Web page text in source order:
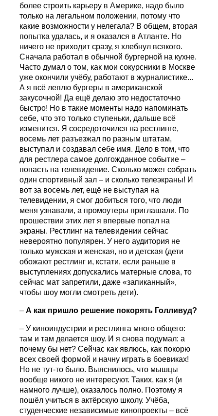
более строить карьеру в Америке, надо было
только на легальном положении, потому что
какие возможности у нелегала? В общем, вторая
попытка удалась, и я оказался в Атланте. Но
ничего не приходит сразу, я хлебнул всякого.
Сначала работал в обычной бургерной на кухне.
Часто думал о том, как мои сокурсники в Москве
уже окончили учёбу, работают в журналистике...
А я всё леплю бургеры в американской
закусочной! Да ещё делаю это недостаточно
быстро! Но в такие моменты надо напоминать
себе, что это только ступеньки, дальше всё
изменится. Я сосредоточился на рестлинге,
восемь лет разъезжал по разным штатам,
выступал и создавал себе имя. Дело в том, что
для рестлера самое долгожданное событие –
попасть на телевидение. Сколько может собрать
один спортивный зал – и сколько телеэкраны! И
вот за восемь лет, ещё не выступая на
телевидении, я смог добиться того, что люди
меня узнавали, а промоутеры приглашали. По
прошествии этих лет я впервые попал на
экраны. Рестлинг на телевидении сейчас
невероятно популярен. У него аудитория не
только мужская и женская, но и детская (дети
обожают рестлинг и, кстати, если раньше в
выступлениях допускались матерные слова, то
сейчас мат запретили, даже «запиканный»,
чтобы шоу могли смотреть дети).
–А как пришло решение покорять Голливуд?
– У киноиндустрии и рестлинга много общего:
там и там делается шоу. И я снова подумал: а
почему бы нет? Сейчас как явлюсь, как покорю
всех своей формой и начну играть в боевиках!
Но не тут-то было. Выяснилось, что мышцы
вообще никого не интересуют. Таких, как я (и
намного лучше), оказалось полно. Поэтому я
пошёл учиться в актёрскую школу. Учёба,
студенческие независимые кинопроекты – всё